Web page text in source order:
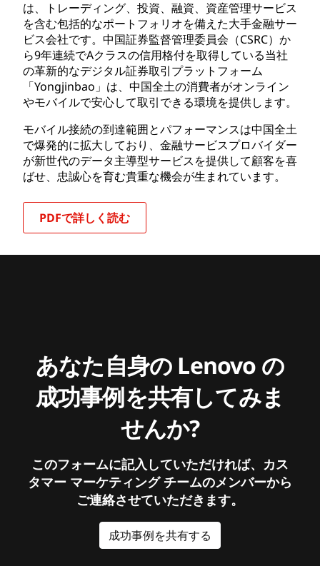
は、トレーディング、投資、融資、資産管理サービス
を含む包括的なポートフォリオを備えた大手金融サー
ビス会社です。中国証券監督管理委員会（CSRC）か
ら9年連続でAクラスの信用格付を取得している当社
の革新的なデジタル証券取引プラットフォーム
「Yongjinbao」は、中国全土の消費者がオンライン
やモバイルで安心して取引できる環境を提供します。
モバイル接続の到達範囲とパフォーマンスは中国全土
で爆発的に拡大しており、金融サービスプロバイダー
が新世代のデータ主導型サービスを提供して顧客を喜
ばせ、忠誠心を育む貴重な機会が生まれています。
PDFで詳しく読む
あなた自身の Lenovo の
成功事例を共有してみま
せんか?
このフォームに記入していただければ、カス
タマー マーケティング チームのメンバーから
ご連絡させていただきます。
成功事例を共有する